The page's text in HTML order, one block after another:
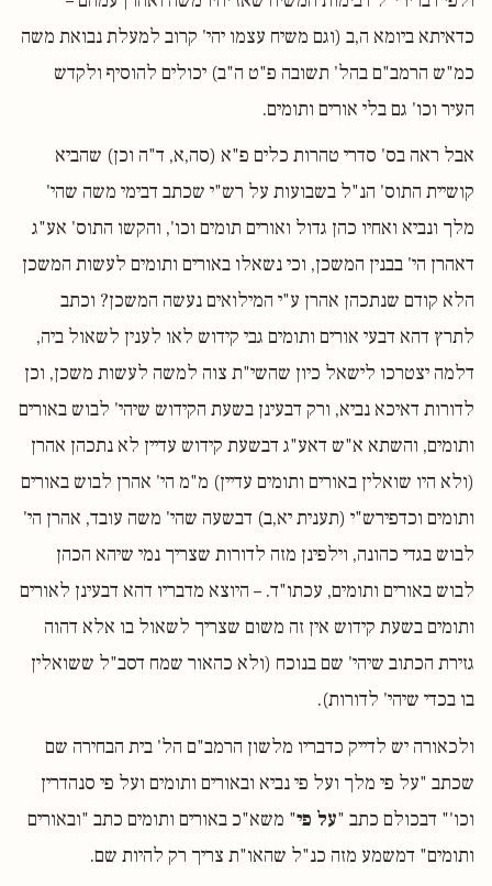
כדאיתא ביומא ה,ב (וגם משיח עצמו יהי' קרוב למעלת נבואת משה
כמ"ש הרמב"ם בהל' תשובה פ"ט ה"ב) יכולים להוסיף ולקדש
העיר וכו' גם בלי אורים ותומים.
אבל ראה בס' סדרי טהרות כלים פ"א (סה,א, ד"ה וכן) שהביא
קושיית התוס' הנ"ל בשבועות על רש"י שכתב דבימי משה שהי'
מלך ונביא ואחיו כהן גדול ואורים תומים וכו', והקשו התוס' אע"ג
דאהרן הי' בבנין המשכן, וכי נשאלו באורים ותומים לעשות המשכן
הלא קודם שנתכהן אהרן ע"י המילואים נעשה המשכן? וכתב
לתרץ דהא דבעי אורים ותומים גבי קידוש לאו לענין לשאול ביה,
דלמה יצטרכו לישאל כיון שהשי"ת צוה למשה לעשות משכן, וכן
לדורות דאיכא נביא, ורק דבעינן בשעת הקידוש שיהי' לבוש באורים
ותומים, והשתא א"ש דאע"ג דבשעת קידוש עדיין לא נתכהן אהרן
(ולא היו שואלין באורים ותומים עדיין) מ"מ הי' אהרן לבוש באורים
ותומים וכדפירש"י (תענית יא,ב) דבשעה שהי' משה עובד, אהרן הי'
לבוש בגדי כהונה, וילפינן מזה לדורות שצריך נמי שיהא הכהן
לבוש באורים ותומים, עכתו"ד. – היוצא מדבריו דהא דבעינן לאורים
ותומים בשעת קידוש אין זה משום שצריך לשאול בו אלא דהוה
גזירת הכתוב שיהי' שם בנוכח (ולא כהאור שמח דסב"ל ששואלין
בו בכדי שיהי' לדורות).
ולכאורה יש לדייק כדבריו מלשון הרמב"ם הל' בית הבחירה שם
שכתב "על פי מלך ועל פי נביא ובאורים ותומים ועל פי סנהדרין
וכו'" דבכולם כתב "על פי" משא"כ באורים ותומים כתב "ובאורים
ותומים" דמשמע מזה כנ"ל שהאו"ת צריך רק להיות שם.